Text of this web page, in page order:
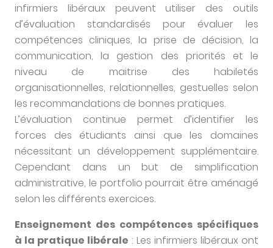
infirmiers libéraux peuvent utiliser des outils
d’évaluation standardisés pour évaluer les
compétences cliniques, la prise de décision, la
communication, la gestion des priorités et le
niveau de maitrise des habiletés
organisationnelles, relationnelles, gestuelles selon
les recommandations de bonnes pratiques.
L’évaluation continue permet d’identifier les
forces des étudiants ainsi que les domaines
nécessitant un développement supplémentaire.
Cependant dans un but de simplification
administrative, le portfolio pourrait être aménagé
selon les différents exercices.
Enseignement des compétences spécifiques
à la pratique libérale : Les infirmiers libéraux ont